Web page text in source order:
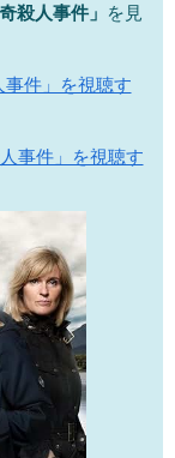
殺人事件」 を見
件」を視聴す
事件」を視聴す